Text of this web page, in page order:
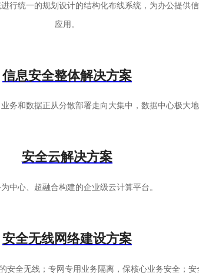
行统一的规划设计的结构化布线系统，为办公提供
应用。
信息安全整体解决方案
务和数据正从分散部署走向大集中，数据中心极大
安全云解决方案
中心、超融合构建的企业级云计算平台。
安全无线网络建设方案
安全无线；专网专用业务隔离，保核心业务安全；